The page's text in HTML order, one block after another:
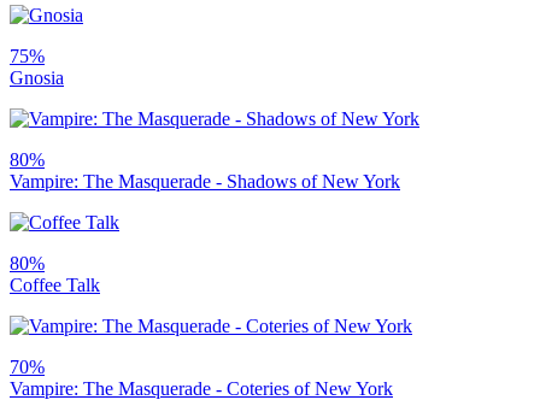
75%
Gnosia
80%
Vampire: The Masquerade - Shadows of New York
80%
Coffee Talk
70%
Vampire: The Masquerade - Coteries of New York